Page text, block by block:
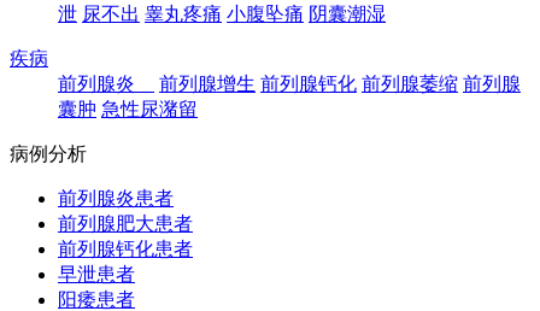
泄 尿不出 睾丸疼痛 小腹坠痛 阴囊潮湿
疾病
前列腺炎
前列腺增生 前列腺钙化 前列腺萎缩 前列腺
囊肿 急性尿潴留
病例分析
前列腺炎患者
前列腺肥大患者
前列腺钙化患者
早泄患者
阳痿患者